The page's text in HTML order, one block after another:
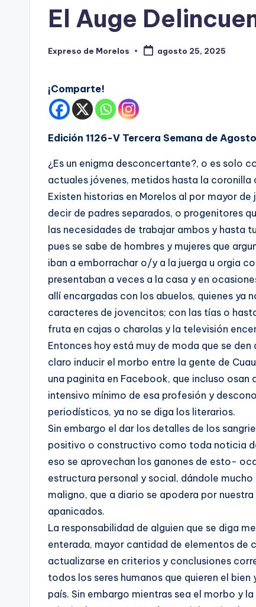
El Auge
Publicado
Expreso de Morelos agosto 25, 2025
¡Comparte!
Edición 1126-V Tercera Semana de
¿Es un enigma desconcertante?, o es solo
actuales jóvenes, metidos hasta la coronilla
Existen historias en Morelos al por mayor
decir de padres separados, o progenitores
las necesidades de trabajar ambos y hasta
pues se sabe de hombres y mujeres que
iban a emborrachar o/y a la juerga u orgia
presentaban a veces a la casa y en
allí encargadas con los abuelos, quienes ya
caracteres de jovencitos; con las tías o
fruta en cajas o charolas y la televisión
Entonces hoy está muy de moda que se
claro inducir el morbo entre la gente de
una paginita en Facebook, que incluso
intensivo mínimo de esa profesión y
periodísticos, ya no se diga los literarios.
Sin embargo el dar los detalles de los
positivo o constructivo como toda noticia
eso se aprovechan los ganones de esto-
estructura personal y social, dándole
maligno, que a diario se apodera por
apanicados.
La responsabilidad de alguien que se diga
enterada, mayor cantidad de elementos de
actualizarse en criterios y conclusiones
todos los seres humanos que quieren el
país. Sin embargo mientras sea el morbo y